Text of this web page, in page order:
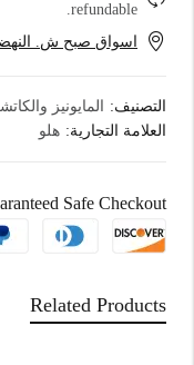
refundable.
اسواق صبح ش.
التصنيف:
المايونيز
العلامة التجارية: هلو
Safe Checkout:
Related Products